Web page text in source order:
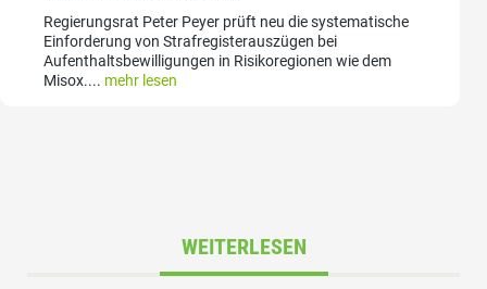
Regierungsrat Peter Peyer prüft neu die systematische
Einforderung von Strafregisterauszügen bei
Aufenthaltsbewilligungen in Risikoregionen wie dem
Misox.... mehr lesen
WEITERLESEN